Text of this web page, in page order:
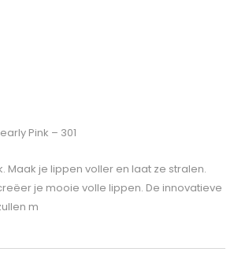
Pink – 301
Maak je lippen voller en laat ze stralen.
je mooie volle lippen. De innovatieve
m